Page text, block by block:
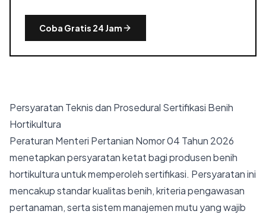
Coba Gratis 24 Jam
Persyaratan Teknis dan Prosedural Sertifikasi Benih
Hortikultura
Peraturan Menteri Pertanian Nomor 04 Tahun 2026
menetapkan persyaratan ketat bagi produsen benih
hortikultura untuk memperoleh sertifikasi. Persyaratan ini
mencakup standar kualitas benih, kriteria pengawasan
pertanaman, serta sistem manajemen mutu yang wajib